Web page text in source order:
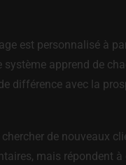
est personnalisé à
apprend de
différence avec la
chercher de nouveaux
mais répondent